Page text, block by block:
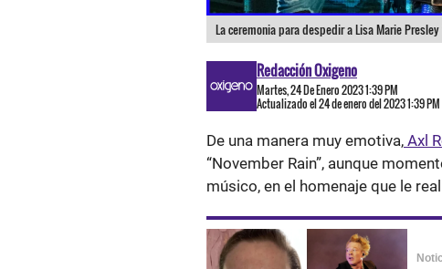
La ceremonia para despedir a Lisa Marie
Redacción Oxigeno
Martes, 24 De Enero 2023 1:39 PM
Actualizado el 24 de enero del 2023 1:39 PM
De una manera muy emotiva, Axl
“November Rain”, aunque
músico, en el homenaje que le